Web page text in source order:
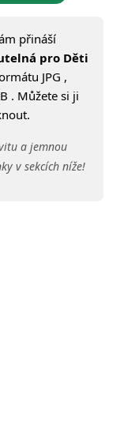
přináší
pro Děti
JPG ,
. Můžete si ji
a jemnou
v sekcích níže!